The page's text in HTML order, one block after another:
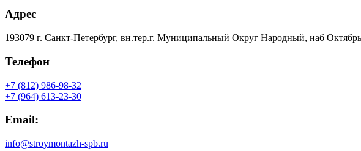
Адрес
193079 г. Санкт-Петербург, вн.тер.г. Муниципальный Округ Народный, наб
Телефон
+7 (812) 986-98-32
+7 (964) 613-23-30
Email:
info@stroymontazh-spb.ru